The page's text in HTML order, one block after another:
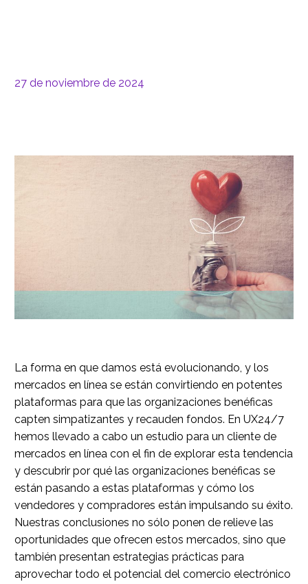
27 de noviembre de 2024
La forma en que damos está evolucionando, y los
mercados en línea se están convirtiendo en potentes
plataformas para que las organizaciones benéficas
capten simpatizantes y recauden fondos. En UX24/7
hemos llevado a cabo un estudio para un cliente de
mercados en línea con el fin de explorar esta tendencia
y descubrir por qué las organizaciones benéficas se
están pasando a estas plataformas y cómo los
vendedores y compradores están impulsando su éxito.
Nuestras conclusiones no sólo ponen de relieve las
oportunidades que ofrecen estos mercados, sino que
también presentan estrategias prácticas para
aprovechar todo el potencial del comercio electrónico